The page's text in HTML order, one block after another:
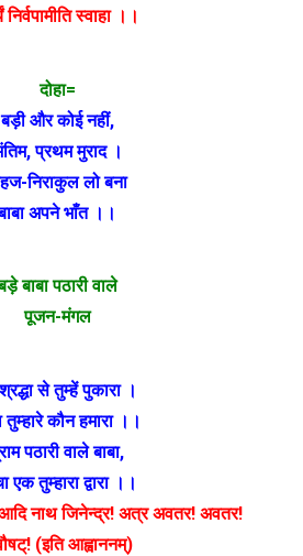
निर्वपामीति स्वाहा ।।
दोहा=
बड़ी और कोई नहीं,
,प्रथम मुराद ।
निराकुल लो बना
अपने भाँत ।।
बाबा पठारी वाले
पूजन-मंगल
से तुम्हें पुकारा ।
तुम्हारे कौन हमारा ।।
पठारी वाले बाबा,
एक तुम्हारा द्वारा ।।
आदि नाथ जिनेन्द्र! अत्र अवतर! अवतर!
(इति आह्वाननम्)